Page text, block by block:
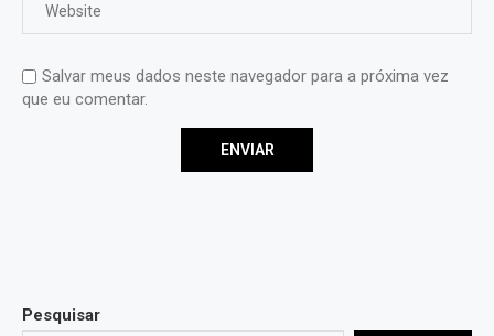
Salvar meus dados neste navegador para a próxima vez
que eu comentar.
Pesquisar